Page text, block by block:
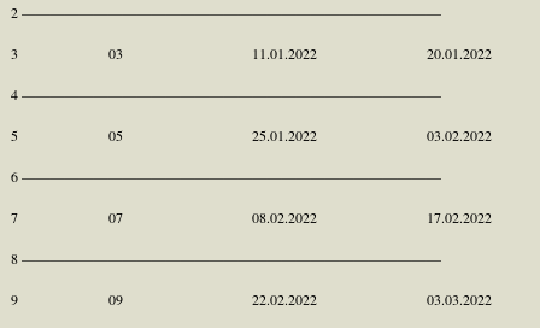
2 —————————————————————————————
3 03 11.01.2022 20.01.2022
4 —————————————————————————————
5 05 25.01.2022 03.02.2022
6 —————————————————————————————
7 07 08.02.2022 17.02.2022
8 —————————————————————————————
9 09 22.02.2022 03.03.2022